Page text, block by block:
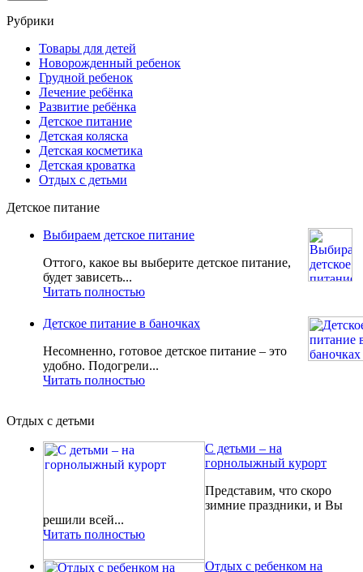
Рубрики
Товары для детей
Новорожденный ребенок
Грудной ребенок
Лечение ребёнка
Развитие ребёнка
Детское питание
Детская коляска
Детская косметика
Детская кроватка
Отдых с детьми
Детское питание
Выбираем детское питание
Оттого, какое вы выберите детское питание,
будет зависеть...
Читать полностью
Детское питание в баночках
Несомненно, готовое детское питание – это
удобно. Подогрели...
Читать полностью
Отдых с детьми
С детьми – на
горнолыжный курорт
Представим, что скоро
зимние праздники, и Вы
решили всей...
Читать полностью
Отдых с ребенком на